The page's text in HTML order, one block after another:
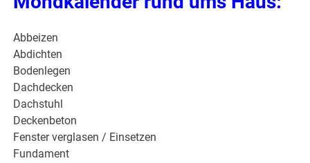
Abbeizen
Abdichten
Bodenlegen
Dachdecken
Dachstuhl
Deckenbeton
Fenster verglasen / Einsetzen
Fundament